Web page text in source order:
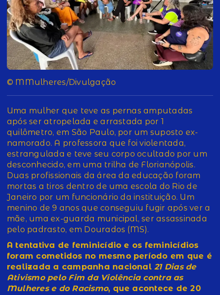
© MMulheres/Divulgação
Uma mulher que teve as pernas amputadas
após ser atropelada e arrastada por 1
quilômetro, em São Paulo, por um suposto ex-
namorado. A professora que foi violentada,
estrangulada e teve seu corpo ocultado por um
desconhecido, em uma trilha de Florianópolis.
Duas profissionais da área da educação foram
mortas a tiros dentro de uma escola do Rio de
Janeiro por um funcionário da instituição. Um
menino de 9 anos que conseguiu fugir após ver a
mãe, uma ex-guarda municipal, ser assassinada
pelo padrasto, em Dourados (MS).
A tentativa de feminicídio e os feminicídios
foram cometidos no mesmo período em que é
realizada a campanha nacional21 Dias de
Ativismo pelo Fim da Violência contra as
Mulheres e do Racismo, que acontece de 20